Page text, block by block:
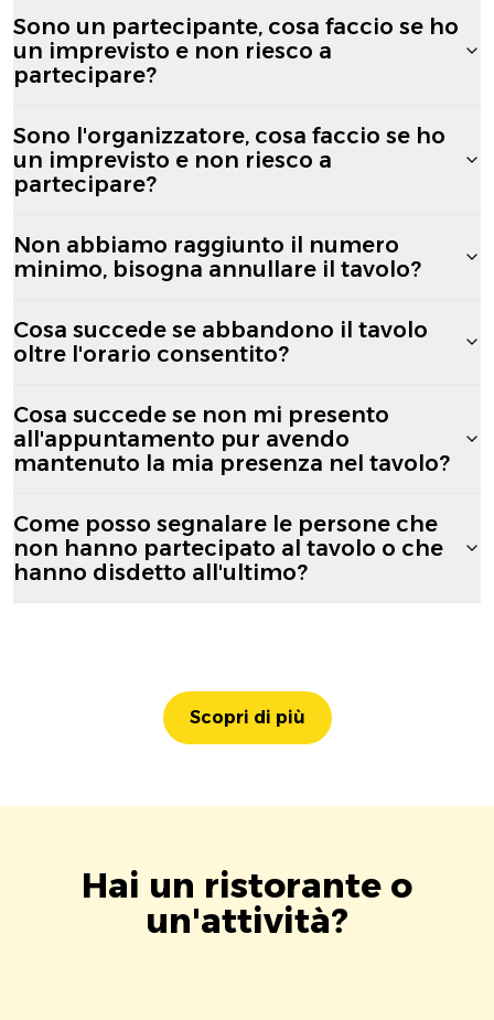
Sono un partecipante, cosa faccio se ho
un imprevisto e non riesco a
partecipare?
Sono l'organizzatore, cosa faccio se ho
un imprevisto e non riesco a
partecipare?
Non abbiamo raggiunto il numero
minimo, bisogna annullare il tavolo?
Cosa succede se abbandono il tavolo
oltre l'orario consentito?
Cosa succede se non mi presento
all'appuntamento pur avendo
mantenuto la mia presenza nel tavolo?
Come posso segnalare le persone che
non hanno partecipato al tavolo o che
hanno disdetto all'ultimo?
Scopri di più
Hai un ristorante o
un'attività?